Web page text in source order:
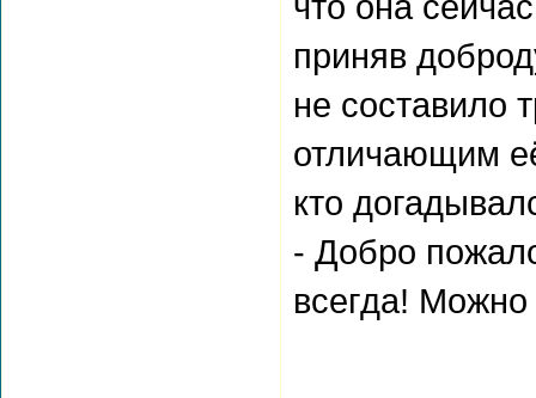
приняв
не составило
отличающим
кто
- Добро
всегда! Можно